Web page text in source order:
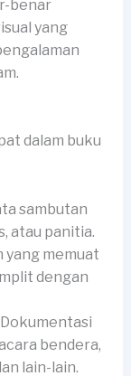
benar
yang
dalam buku
sambutan
atau panitia.
yang memuat
dengan
bendera,
lain-lain.